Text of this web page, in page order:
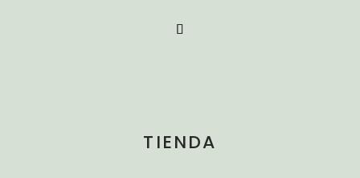
TIENDA